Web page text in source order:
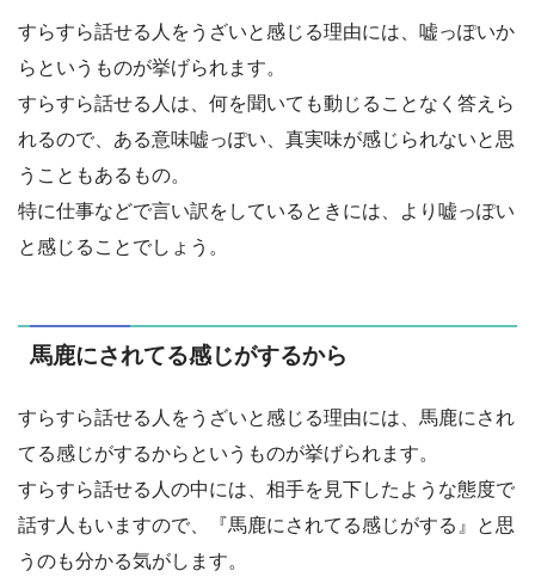
すらすら話せる人をうざいと感じる理由には、嘘っぽいか
らというものが挙げられます。
すらすら話せる人は、何を聞いても動じることなく答えら
れるので、ある意味嘘っぽい、真実味が感じられないと思
うこともあるもの。
特に仕事などで言い訳をしているときには、より嘘っぽい
と感じることでしょう。
馬鹿にされてる感じがするから
すらすら話せる人をうざいと感じる理由には、馬鹿にされ
てる感じがするからというものが挙げられます。
すらすら話せる人の中には、相手を見下したような態度で
話す人もいますので、『馬鹿にされてる感じがする』と思
うのも分かる気がします。